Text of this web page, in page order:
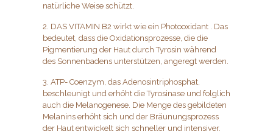
natürliche Weise schützt.
2. DAS VITAMIN B2 wirkt wie ein Photooxidant . Das
bedeutet, dass die Oxidationsprozesse, die die
Pigmentierung der Haut durch Tyrosin während
des Sonnenbadens unterstützen, angeregt werden.
3. ATP- Coenzym, das Adenosintriphosphat,
beschleunigt und erhöht die Tyrosinase und folglich
auch die Melanogenese. Die Menge des gebildeten
Melanins erhöht sich und der Bräunungsprozess
der Haut entwickelt sich schneller und intensiver.